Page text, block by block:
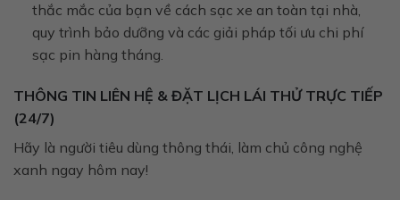
thắc mắc của bạn về cách sạc xe an toàn tại nhà,
quy trình bảo dưỡng và các giải pháp tối ưu chi phí
sạc pin hàng tháng.
THÔNG TIN LIÊN HỆ & ĐẶT LỊCH LÁI THỬ TRỰC TIẾP
(24/7)
Hãy là người tiêu dùng thông thái, làm chủ công nghệ
xanh ngay hôm nay!